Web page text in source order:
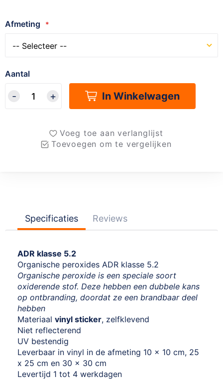
Afmeting
Aantal
In Winkelwagen
Voeg toe aan verlanglijst
Toevoegen om te vergelijken
Specificaties Reviews
ADR klasse 5.2
Organische peroxides ADR klasse 5.2
Organische peroxide is een speciale soort
oxiderende stof. Deze hebben een dubbele kans
op ontbranding, doordat ze een brandbaar deel
hebben
Materiaal vinyl sticker, zelfklevend
Niet reflecterend
UV bestendig
Leverbaar in vinyl in de afmeting 10 x 10 cm, 25
x 25 cm en 30 x 30 cm
Levertijd 1 tot 4 werkdagen